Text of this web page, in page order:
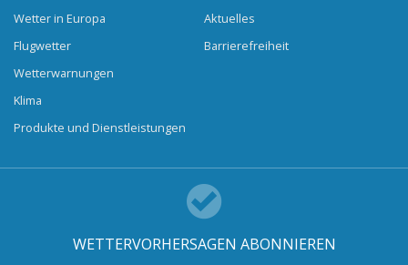
Wetter in Europa
Flugwetter
Wetterwarnungen
Klima
Produkte und Dienstleistungen
Aktuelles
Barrierefreiheit
WETTERVORHERSAGEN ABONNIEREN